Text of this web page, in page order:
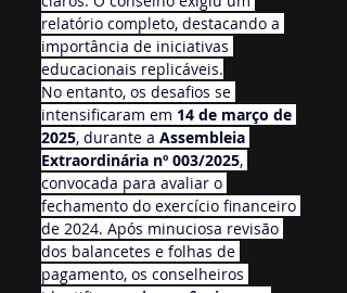
relatório completo, destacando a
importância de iniciativas
educacionais replicáveis.
No entanto, os desafios se
intensificaram em 14 de março de
2025, durante a Assembleia
Extraordinária nº 003/2025,
convocada para avaliar o
fechamento do exercício financeiro
de 2024. Após minuciosa revisão
dos balancetes e folhas de
pagamento, os conselheiros